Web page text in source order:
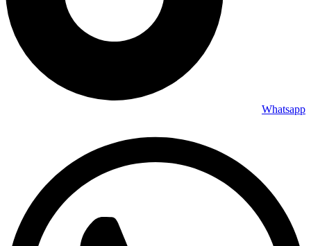
Whatsapp